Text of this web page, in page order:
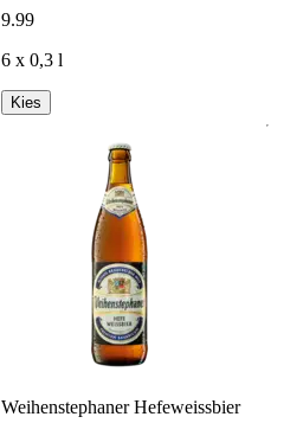
9.99
6 x 0,3 l
Kies
Weihenstephaner Hefeweissbier